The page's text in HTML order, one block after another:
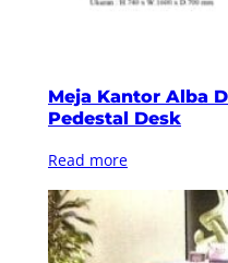
Meja Kantor Alba
Pedestal Desk
Read more